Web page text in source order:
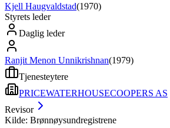
Kjell Haugvaldstad(1970)
Styrets leder
Daglig leder
Ranjit Menon Unnikrishnan(1979)
Tjenesteytere
PRICEWATERHOUSECOOPERS AS
Revisor
Kilde: Brønnøysundregistrene